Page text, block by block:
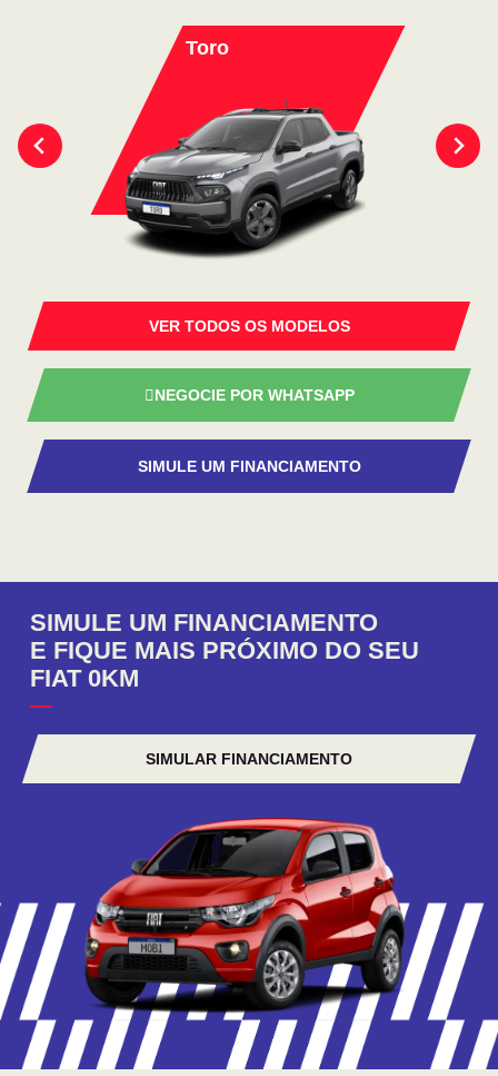
Toro
VER TODOS OS MODELOS
NEGOCIE POR WHATSAPP
SIMULE UM FINANCIAMENTO
SIMULE UM FINANCIAMENTO
E FIQUE MAIS PRÓXIMO DO SEU
FIAT 0KM
SIMULAR FINANCIAMENTO